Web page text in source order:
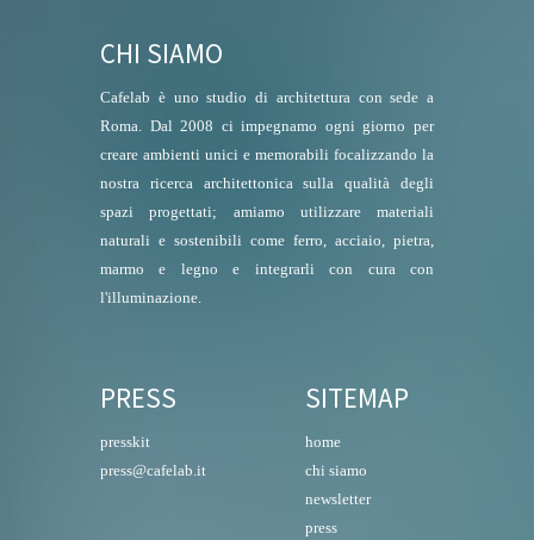
CHI SIAMO
Cafelab è uno studio di architettura con sede a
Roma. Dal 2008 ci impegnamo ogni giorno per
creare ambienti unici e memorabili focalizzando la
nostra ricerca architettonica sulla qualità degli
spazi progettati; amiamo utilizzare materiali
naturali e sostenibili come ferro, acciaio, pietra,
marmo e legno e integrarli con cura con
l'illuminazione.
PRESS
presskit
press@cafelab.it
SITEMAP
home
chi siamo
newsletter
press